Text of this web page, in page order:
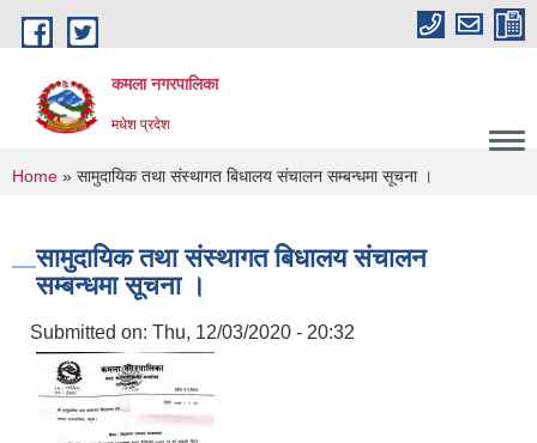
Skip to main content
कमला नगरपालिका
मधेश प्रदेश
You are here
Home » सामुदायिक तथा संस्थागत बिधालय संचालन सम्बन्धमा सूचना ।
सामुदायिक तथा संस्थागत बिधालय संचालन
सम्बन्धमा सूचना ।
Submitted on: Thu, 12/03/2020 - 20:32